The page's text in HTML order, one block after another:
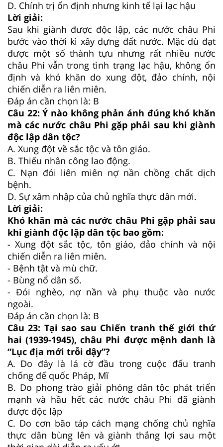
D. Chính trị ổn định nhưng kinh tế lại lạc hậu
Lời giải:
Sau khi giành được độc lập, các nước châu Phi
bước vào thời kì xây dựng đất nước. Mặc dù đạt
được một số thành tựu nhưng rất nhiều nước
châu Phi vẫn trong tình trạng lạc hậu, không ổn
định và khó khăn do xung đột, đảo chính, nội
chiến diễn ra liên miên.
Đáp án cần chọn là: B
Câu 22:Ý nào không phản ánh đúng khó khăn
mà các nước châu Phi gặp phải sau khi giành
độc lập dân tộc?
A. Xung đột về sắc tộc và tôn giáo.
B. Thiếu nhân công lao động.
C. Nạn đói liên miên nợ nần chồng chất dịch
bệnh.
D. Sự xâm nhập của chủ nghĩa thực dân mới.
Lời giải:
Khó khăn mà các nước châu Phi gặp phải sau
khi giành độc lập dân tộc bao gồm:
- Xung đột sắc tộc, tôn giáo, đảo chính và nội
chiến diễn ra liên miên.
- Bệnh tật và mù chữ.
- Bùng nổ dân số.
- Đói nghèo, nợ nần và phụ thuộc vào nước
ngoài.
Đáp án cần chọn là: B
Câu 23: Tại sao sau Chiến tranh thế giới thứ
hai (1939-1945), châu Phi được mệnh danh là
“Lục địa mới trỗi dậy”?
A. Do đây là lá cờ đầu trong cuộc đấu tranh
chống đế quốc Pháp, Mĩ
B. Do phong trào giải phóng dân tộc phát triển
mạnh và hầu hết các nước châu Phi đã giành
được độc lập
C. Do cơn bão táp cách mạng chống chủ nghĩa
thực dân bùng lên và giành thắng lợi sau một